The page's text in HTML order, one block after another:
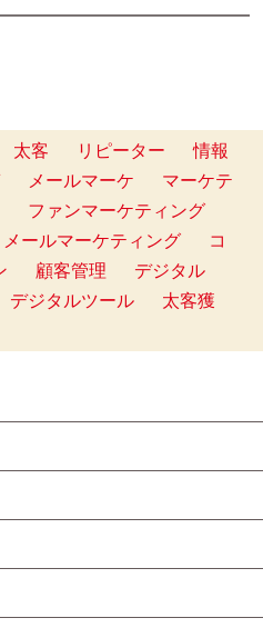
太客 リピーター
情報
メールマーケ
マーケテ
ファンマーケティング
メールマーケティング
コ
顧客管理
デジタル
デジタルツール
太客獲